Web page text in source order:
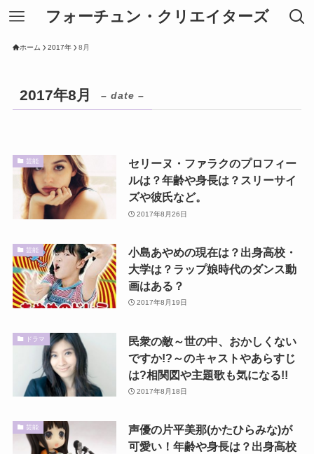
フォーチュン・クリエイターズ
ホーム 2017年 8月
2017年8月 – date –
芸能
セリーヌ・ファラクのプロフィー
ルは？年齢や身長は？スリーサイ
ズや彼氏など。
2017年8月26日
芸能
小島あやめの現在は？出身高校・
大学は？ラップ娘時代のダンス動
画はある？
2017年8月19日
ドラマ
民衆の敵～世の中、おかしくない
ですか!?～のキャストやあらすじ
は?相関図や主題歌も気になる!!
2017年8月18日
芸能
声優の片平美那(かたひらみな)が
可愛い！年齢や身長は？出身高校